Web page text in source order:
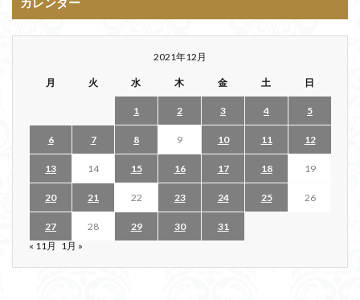
2021年12月
月 火 水 木 金 土 日
1 2 3 4 5
6 7 8 9 10 11 12
13 14 15 16 17 18 19
20 21 22 23 24 25 26
27 28 29 30
31
« 11月 1月 »